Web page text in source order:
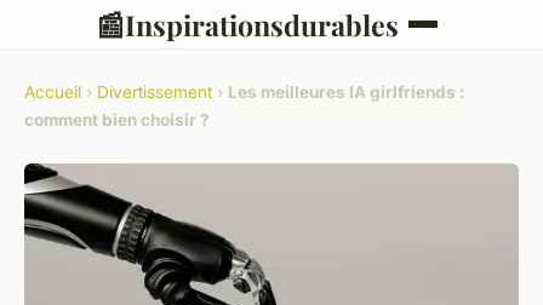
📰Inspirationsdurables
Accueil › Divertissement › Les meilleures IA girlfriends :
comment bien choisir ?